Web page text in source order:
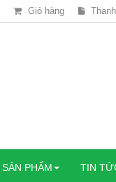
Giỏ hàng
SẢN PHẨM TIN